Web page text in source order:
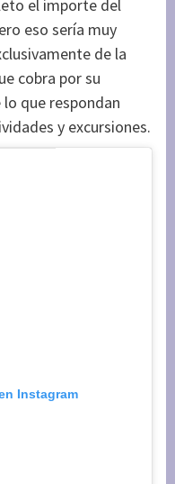
el importe del
eso sería muy
de la
cobra por su
que respondan
y excursiones.
Instagram